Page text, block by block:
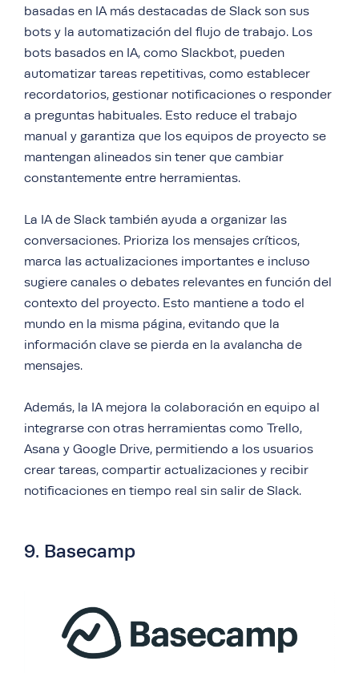
basadas en IA más destacadas de Slack son sus
bots y la automatización del flujo de trabajo. Los
bots basados en IA, como Slackbot, pueden
automatizar tareas repetitivas, como establecer
recordatorios, gestionar notificaciones o responder
a preguntas habituales. Esto reduce el trabajo
manual y garantiza que los equipos de proyecto se
mantengan alineados sin tener que cambiar
constantemente entre herramientas.
La IA de Slack también ayuda a organizar las
conversaciones. Prioriza los mensajes críticos,
marca las actualizaciones importantes e incluso
sugiere canales o debates relevantes en función del
contexto del proyecto. Esto mantiene a todo el
mundo en la misma página, evitando que la
información clave se pierda en la avalancha de
mensajes.
Además, la IA mejora la colaboración en equipo al
integrarse con otras herramientas como Trello,
Asana y Google Drive, permitiendo a los usuarios
crear tareas, compartir actualizaciones y recibir
notificaciones en tiempo real sin salir de Slack.
9. Basecamp